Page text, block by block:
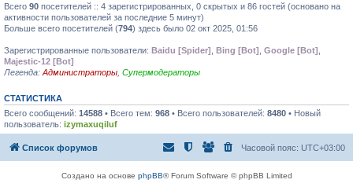
Всего 90 посетителей :: 4 зарегистрированных, 0 скрытых и 86 гостей (основано на
активности пользователей за последние 5 минут)
Больше всего посетителей (794) здесь было 02 окт 2025, 01:56
Зарегистрированные пользователи: Baidu [Spider] Bing [Bot] Google [Bot]
Majestic-12 [Bot]
Легенда: Администраторы Супермодераторы
СТАТИСТИКА
Всего сообщений: 14588 • Всего тем: 968 • Всего пользователей: 8480 • Новый
пользователь: izymaxuqiluf
Список форумов Часовой пояс: UTC+03:00
Создано на основе phpBB® Forum Software © phpBB Limited